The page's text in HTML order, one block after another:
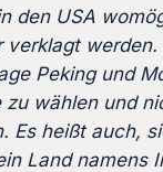
den USA
verklagt
Peking und
zu wählen und
Es heißt auch,
Land namens